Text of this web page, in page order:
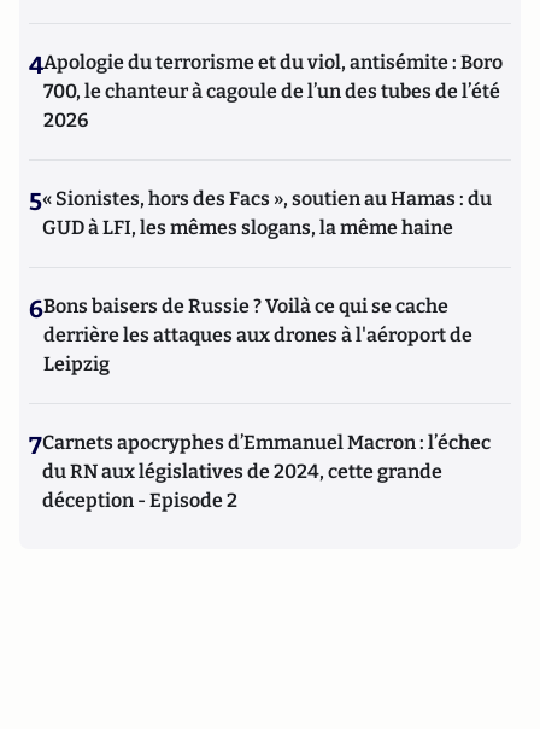
4Apologie du terrorisme et du viol, antisémite : Boro
700, le chanteur à cagoule de l’un des tubes de l’été
2026
5« Sionistes, hors des Facs », soutien au Hamas : du
GUD à LFI, les mêmes slogans, la même haine
6Bons baisers de Russie ? Voilà ce qui se cache
derrière les attaques aux drones à l'aéroport de
Leipzig
7Carnets apocryphes d’Emmanuel Macron : l’échec
du RN aux législatives de 2024, cette grande
déception - Episode 2